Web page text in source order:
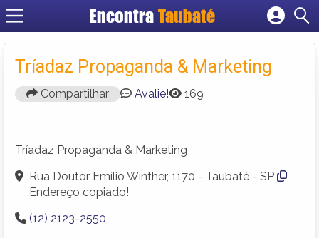
EncontraTaubaté
Cadastrar empresa
Criar conta
Tríadaz Propaganda & Marketing
Compartilhar Avalie! 169
Tríadaz Propaganda & Marketing
Rua Doutor Emílio Winther, 1170 - Taubaté - SP
Endereço copiado!
(12) 2123-2550